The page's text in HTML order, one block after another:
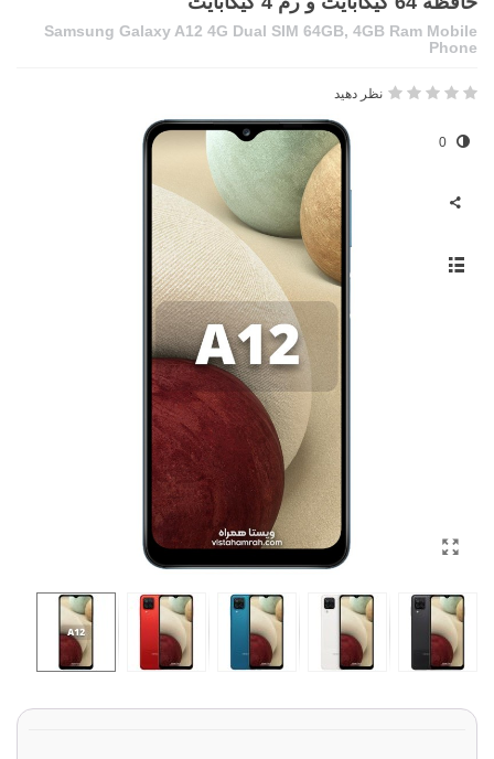
Samsung Galaxy A12 4G Dual SIM 64GB, 4GB Ram Mobile
Phone
نظر دهید
0